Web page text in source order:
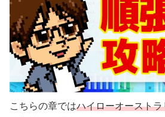
こちらの章ではハイローオースト